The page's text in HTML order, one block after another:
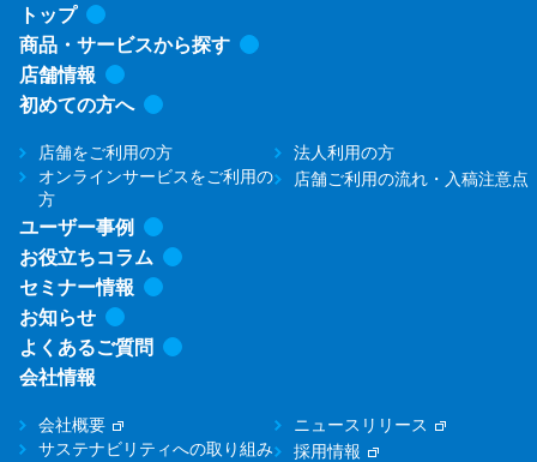
トップ
商品・サービスから探す
店舗情報
初めての方へ
店舗をご利用の方
法人利用の方
オンラインサービスをご利用の
方
店舗ご利用の流れ・入稿注意点
ユーザー事例
お役立ちコラム
セミナー情報
お知らせ
よくあるご質問
会社情報
会社概要
ニュースリリース
サステナビリティへの取り組み
採用情報